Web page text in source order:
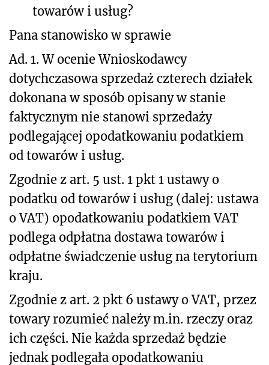
towarów i usług?
Pana stanowisko w sprawie
Ad. 1. W ocenie Wnioskodawcy
dotychczasowa sprzedaż czterech działek
dokonana w sposób opisany w stanie
faktycznym nie stanowi sprzedaży
podlegającej opodatkowaniu podatkiem
od towarów i usług.
Zgodnie z art. 5 ust. 1 pkt 1 ustawy o
podatku od towarów i usług (dalej: ustawa
o VAT) opodatkowaniu podatkiem VAT
podlega odpłatna dostawa towarów i
odpłatne świadczenie usług na terytorium
kraju.
Zgodnie z art. 2 pkt 6 ustawy o VAT, przez
towary rozumieć należy m.in. rzeczy oraz
ich części. Nie każda sprzedaż będzie
jednak podlegała opodatkowaniu